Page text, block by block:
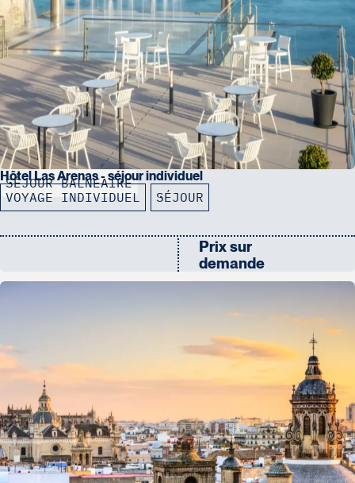
SÉJOUR BALNÉAIRE
Hôtel Las Arenas - séjour individuel
VOYAGE INDIVIDUEL SÉJOUR
Prix sur
demande